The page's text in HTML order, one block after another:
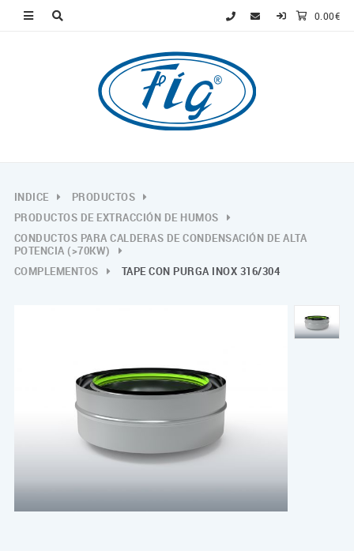
0.00€
INDICE
PRODUCTOS
PRODUCTOS DE EXTRACCIÓN DE HUMOS
CONDUCTOS PARA CALDERAS DE CONDENSACIÓN DE ALTA
POTENCIA (>70KW)
COMPLEMENTOS
TAPE CON PURGA INOX 316/304